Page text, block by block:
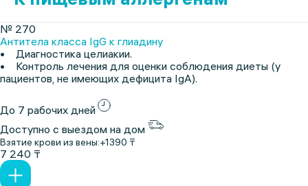
№ 270
Антитела класса IgG к глиадину
• Диагностика целиакии.
• Контроль лечения для оценки соблюдения диеты (у
пациентов, не имеющих дефицита IgA).
До 7 рабочих дней
Доступно с выездом на дом
Взятие крови из вены:+1390 ₸
7 240 ₸